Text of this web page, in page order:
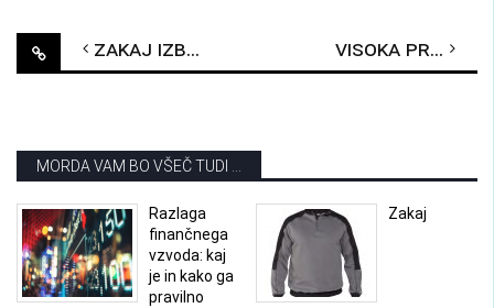
Post
navigation
Zakaj izbrati refurbished prenosni računalnik? Visoka prodaja rabljenih Tesla modelov
MORDA VAM BO VŠEČ TUDI ...
Razlaga
finančnega
vzvoda: kaj
je in kako ga
pravilno
Zakaj